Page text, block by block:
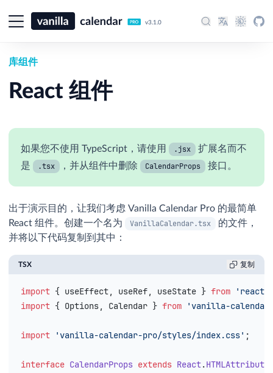
v3.1.0
库组件
React 组件
如果您不使用 TypeScript，请使用 .jsx
扩展名而不
是
.tsx ，并从组件中删除 CalendarProps 接口。
出于演示目的，让我们考虑 Vanilla Calendar Pro 的最简单
React 组件。创建一个名为
VanillaCalendar.tsx
的文件，
并将以下代码复制到其中：
TSX 复制
import { useEffect, useRef, useState } from 'react'
import { Options, Calendar } from 'vanilla-
import 'vanilla-calendar-pro/styles/index.css' ;
interface CalendarProps extends React.